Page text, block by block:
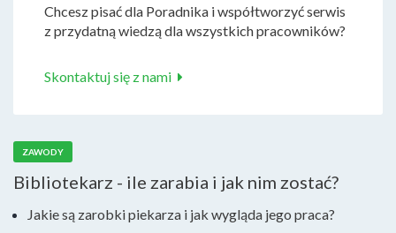
Chcesz pisać dla Poradnika i współtworzyć serwis
z przydatną wiedzą dla wszystkich pracowników?
Skontaktuj się z nami
ZAWODY
Bibliotekarz - ile zarabia i jak nim zostać?
Jakie są zarobki piekarza i jak wygląda jego praca?